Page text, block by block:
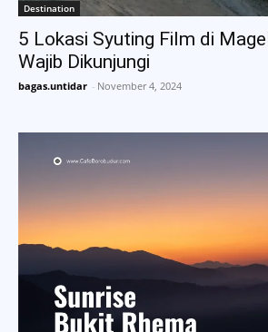
Destination
5 Lokasi Syuting Film di
Wajib Dikunjungi
bagas.untidar - November 4, 2024